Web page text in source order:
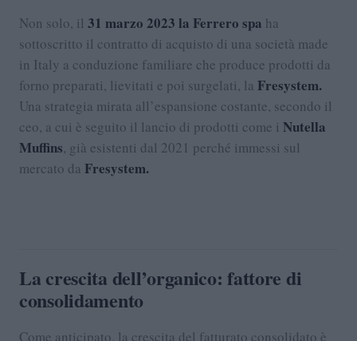
Non solo, il 31 marzo 2023 la Ferrero spa ha
sottoscritto il contratto di acquisto di una società made
in Italy a conduzione familiare che produce prodotti da
forno preparati, lievitati e poi surgelati, la Fresystem.
Una strategia mirata all’espansione costante, secondo il
ceo, a cui è seguito il lancio di prodotti come i Nutella
Muffins, già esistenti dal 2021 perché immessi sul
mercato da Fresystem.
La crescita dell’organico: fattore di
consolidamento
Come anticipato, la crescita del fatturato consolidato è